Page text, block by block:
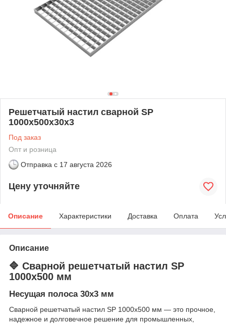
Решетчатый настил сварной SP
1000х500х30х3
Под заказ
Опт и розница
Отправка с 17 августа 2026
Цену уточняйте
Описание Характеристики Доставка Оплата
Описание
🔷 Сварной решетчатый настил SP
1000х500 мм
Несущая полоса 30х3 мм
Сварной решетчатый настил SP 1000х500 мм — это прочное,
надежное и долговечное решение для промышленных,